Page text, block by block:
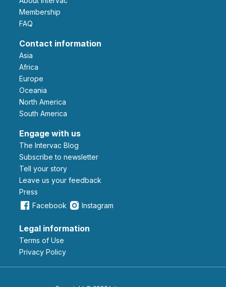
Membership
FAQ
Contact information
Asia
Africa
Europe
Oceania
North America
South America
Engage with us
The Intervac Blog
Subscribe to newsletter
Tell your story
leave us your feedback
Press
Facebook
Instagram
Legal information
Terms of Use
Privacy Policy